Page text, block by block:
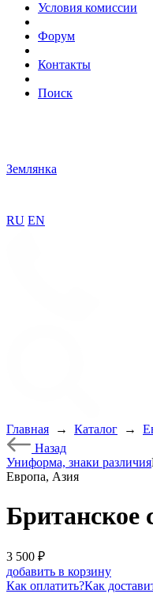
Условия комиссии
Форум
Контакты
Поиск
Землянка
RU EN
Главная → Каталог →
Назад
Униформа, знаки различия
Европа, Азия
3 500 ₽
добавить в корзину
Как оплатить?Как